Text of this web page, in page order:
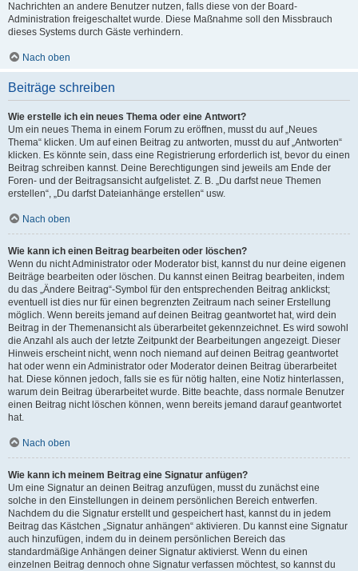
Nachrichten an andere Benutzer nutzen, falls diese von der Board-
Administration freigeschaltet wurde. Diese Maßnahme soll den Missbrauch
dieses Systems durch Gäste verhindern.
Nach oben
Beiträge schreiben
Wie erstelle ich ein neues Thema oder eine Antwort?
Um ein neues Thema in einem Forum zu eröffnen, musst du auf „Neues
Thema“ klicken. Um auf einen Beitrag zu antworten, musst du auf „Antworten“
klicken. Es könnte sein, dass eine Registrierung erforderlich ist, bevor du einen
Beitrag schreiben kannst. Deine Berechtigungen sind jeweils am Ende der
Foren- und der Beitragsansicht aufgelistet. Z. B. „Du darfst neue Themen
erstellen“, „Du darfst Dateianhänge erstellen“ usw.
Nach oben
Wie kann ich einen Beitrag bearbeiten oder löschen?
Wenn du nicht Administrator oder Moderator bist, kannst du nur deine eigenen
Beiträge bearbeiten oder löschen. Du kannst einen Beitrag bearbeiten, indem
du das „Ändere Beitrag“-Symbol für den entsprechenden Beitrag anklickst;
eventuell ist dies nur für einen begrenzten Zeitraum nach seiner Erstellung
möglich. Wenn bereits jemand auf deinen Beitrag geantwortet hat, wird dein
Beitrag in der Themenansicht als überarbeitet gekennzeichnet. Es wird sowohl
die Anzahl als auch der letzte Zeitpunkt der Bearbeitungen angezeigt. Dieser
Hinweis erscheint nicht, wenn noch niemand auf deinen Beitrag geantwortet
hat oder wenn ein Administrator oder Moderator deinen Beitrag überarbeitet
hat. Diese können jedoch, falls sie es für nötig halten, eine Notiz hinterlassen,
warum dein Beitrag überarbeitet wurde. Bitte beachte, dass normale Benutzer
einen Beitrag nicht löschen können, wenn bereits jemand darauf geantwortet
hat.
Nach oben
Wie kann ich meinem Beitrag eine Signatur anfügen?
Um eine Signatur an deinen Beitrag anzufügen, musst du zunächst eine
solche in den Einstellungen in deinem persönlichen Bereich entwerfen.
Nachdem du die Signatur erstellt und gespeichert hast, kannst du in jedem
Beitrag das Kästchen „Signatur anhängen“ aktivieren. Du kannst eine Signatur
auch hinzufügen, indem du in deinem persönlichen Bereich das
standardmäßige Anhängen deiner Signatur aktivierst. Wenn du einen
einzelnen Beitrag dennoch ohne Signatur verfassen möchtest, so kannst du